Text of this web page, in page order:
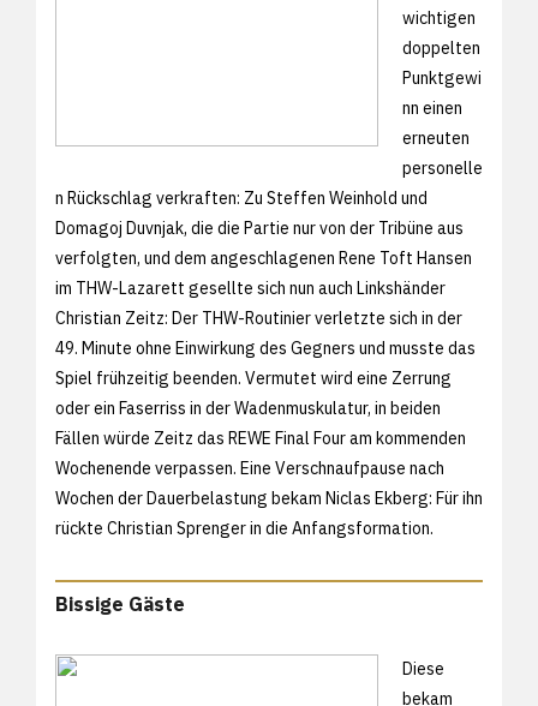
wichtigen
doppelten
Punktgewi
nn einen
erneuten
personelle
n Rückschlag verkraften: Zu Steffen Weinhold und
Domagoj Duvnjak, die die Partie nur von der Tribüne aus
verfolgten, und dem angeschlagenen Rene Toft Hansen
im THW-Lazarett gesellte sich nun auch Linkshänder
Christian Zeitz: Der THW-Routinier verletzte sich in der
49. Minute ohne Einwirkung des Gegners und musste das
Spiel frühzeitig beenden. Vermutet wird eine Zerrung
oder ein Faserriss in der Wadenmuskulatur, in beiden
Fällen würde Zeitz das REWE Final Four am kommenden
Wochenende verpassen. Eine Verschnaufpause nach
Wochen der Dauerbelastung bekam Niclas Ekberg: Für ihn
rückte Christian Sprenger in die Anfangsformation.
Bissige Gäste
Diese
bekam